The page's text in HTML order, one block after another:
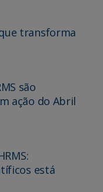
transforma
são
ação do Abril
está